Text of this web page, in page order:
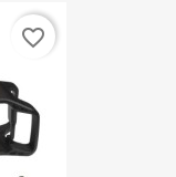
favorite_border